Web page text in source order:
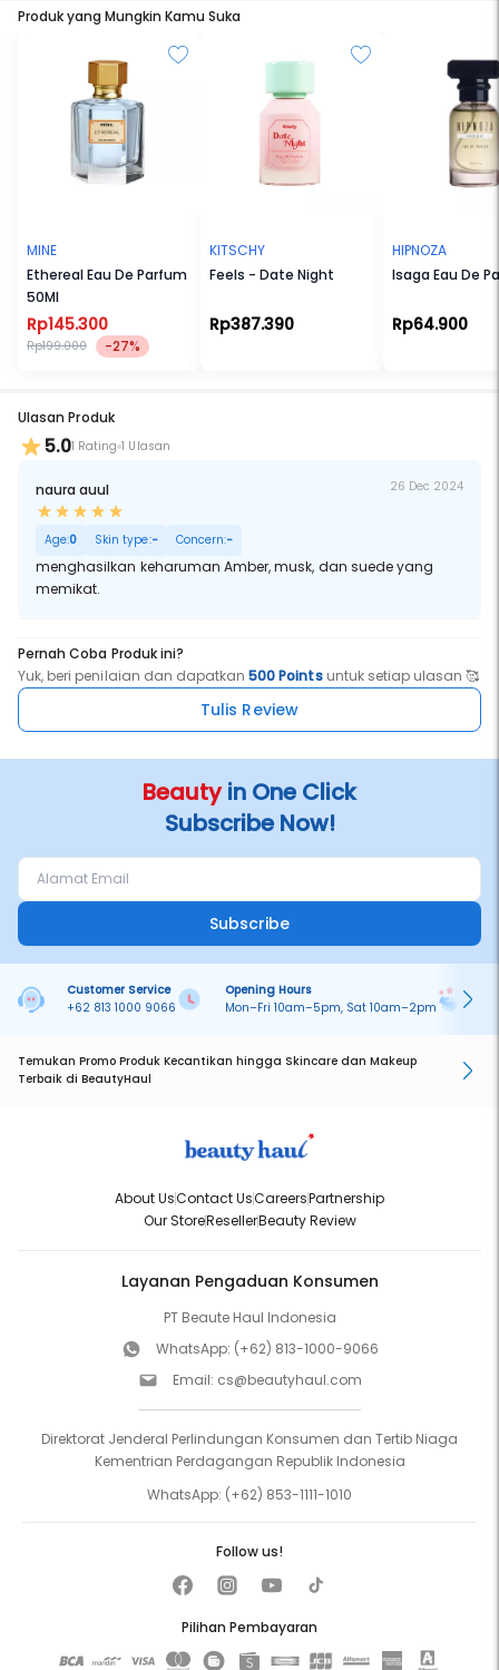
Produk yang Mungkin Kamu Suka
MINE
Ethereal Eau De Parfum
50Ml
Rp145.300
Rp199.000 -27%
KITSCHY
Feels - Date Night
Rp387.390
HIPNOZA
Isaga Eau De
Rp64.900
Ulasan Produk
5.01 Rating 1 Ulasan
naura auul 26 Dec 2024
Age:0 Skin type:- Concern:-
menghasilkan keharuman Amber, musk, dan suede yang
memikat.
Pernah Coba Produk ini?
Yuk, beri penilaian dan dapatkan500 Pointsuntuk setiap ulasan 🥰
Tulis Review
Beautyin One Click
Subscribe Now!
Subscribe
Customer Service
+62 813 1000 9066
Opening Hours
Mon–Fri 10am–5pm, Sat 10am–2pm
Temukan Promo Produk Kecantikan hingga Skincare dan Makeup
Terbaik di BeautyHaul
About UsContact UsCareersPartnership
Our StoreResellerBeauty Review
Layanan Pengaduan Konsumen
PT Beaute Haul Indonesia
WhatsApp: (+62) 813-1000-9066
Email: cs@beautyhaul.com
Direktorat Jenderal Perlindungan Konsumen dan Tertib Niaga
Kementrian Perdagangan Republik Indonesia
WhatsApp: (+62) 853-1111-1010
Pilihan Pembayaran
Follow us!